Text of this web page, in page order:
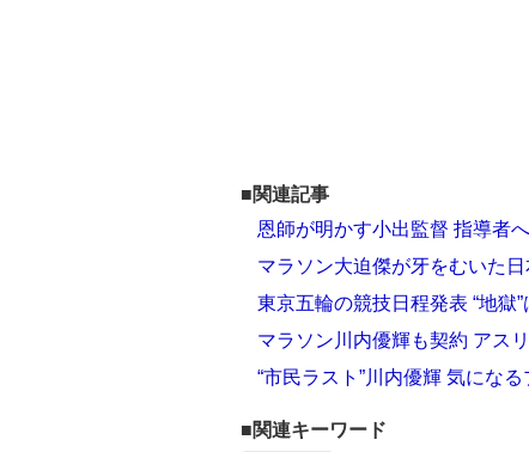
■関連記事
恩師が明かす小出監督 指導者
マラソン大迫傑が牙をむいた
東京五輪の競技日程発表 “地獄
マラソン川内優輝も契約 アス
“市民ラスト”川内優輝 気にな
■関連キーワード